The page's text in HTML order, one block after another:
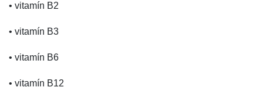
• vitamín B2
• vitamín B3
• vitamín B6
• vitamín B12